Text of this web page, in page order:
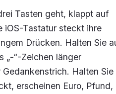
Tasten geht, klappt auf
iOS-Tastatur steckt ihre
Drücken. Halten Sie
„-“-Zeichen länger
Halten Sie
erscheinen Euro, Pfund,